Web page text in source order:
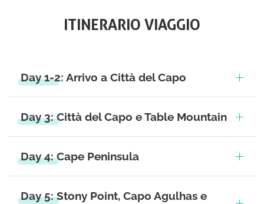
ITINERARIO VIAGGIO
Day 1-2: Arrivo a Città del Capo
Day 3: Città del Capo e Table Mountain
Day 4: Cape Peninsula
Day 5: Stony Point, Capo Agulhas e